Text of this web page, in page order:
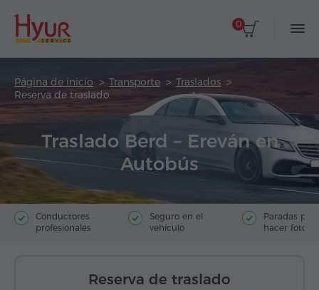
0
Página de inicio Transporte
Traslados
Reserva de traslado
Traslado Berd – Ereván en
Autobús
Conductores
profesionales
Seguro en el
vehículo
Paradas para
hacer fotos
Reserva de traslado